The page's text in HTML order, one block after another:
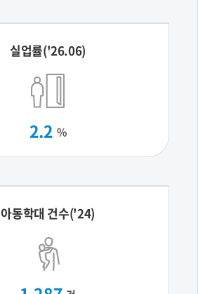
실업률('26.06)
2.2 %
아동학대 건수('24)